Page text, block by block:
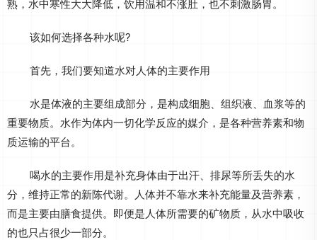
熟，水中寒性大大降低，饮用温和不涨肚，也不刺激肠胃。
该如何选择各种水呢?
首先，我们要知道水对人体的主要作用
水是体液的主要组成部分，是构成细胞、组织液、血浆等的
重要物质。水作为体内一切化学反应的媒介，是各种营养素和物
质运输的平台。
喝水的主要作用是补充身体由于出汗、排尿等所丢失的水
分，维持正常的新陈代谢。人体并不靠水来补充能量及营养素，
而是主要由膳食提供。即便是人体所需要的矿物质，从水中吸收
的也只占很少一部分。